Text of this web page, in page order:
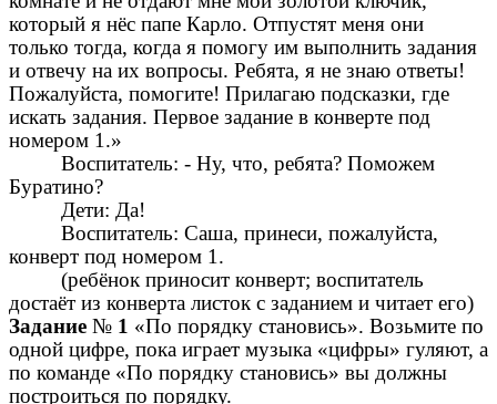
который я нёс папе Карло. Отпустят меня они
только тогда, когда я помогу им выполнить задания
и отвечу на их вопросы. Ребята, я не знаю ответы!
Пожалуйста, помогите! Прилагаю подсказки, где
искать задания. Первое задание в конверте под
номером 1.»
Воспитатель: - Ну, что, ребята? Поможем
Буратино?
Дети: Да!
Воспитатель: Саша, принеси, пожалуйста,
конверт под номером 1.
(ребёнок приносит конверт; воспитатель
достаёт из конверта листок с заданием и читает его)
Задание № 1 «По порядку становись». Возьмите по
одной цифре, пока играет музыка «цифры» гуляют, а
по команде «По порядку становись» вы должны
построиться по порядку.